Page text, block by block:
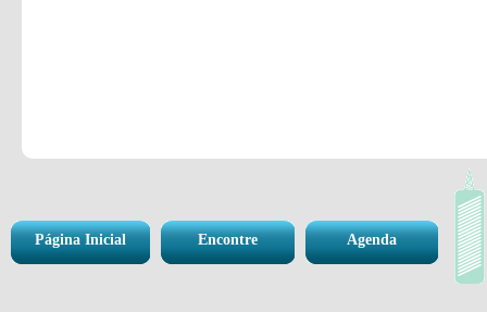
Página Inicial Encontre Agenda